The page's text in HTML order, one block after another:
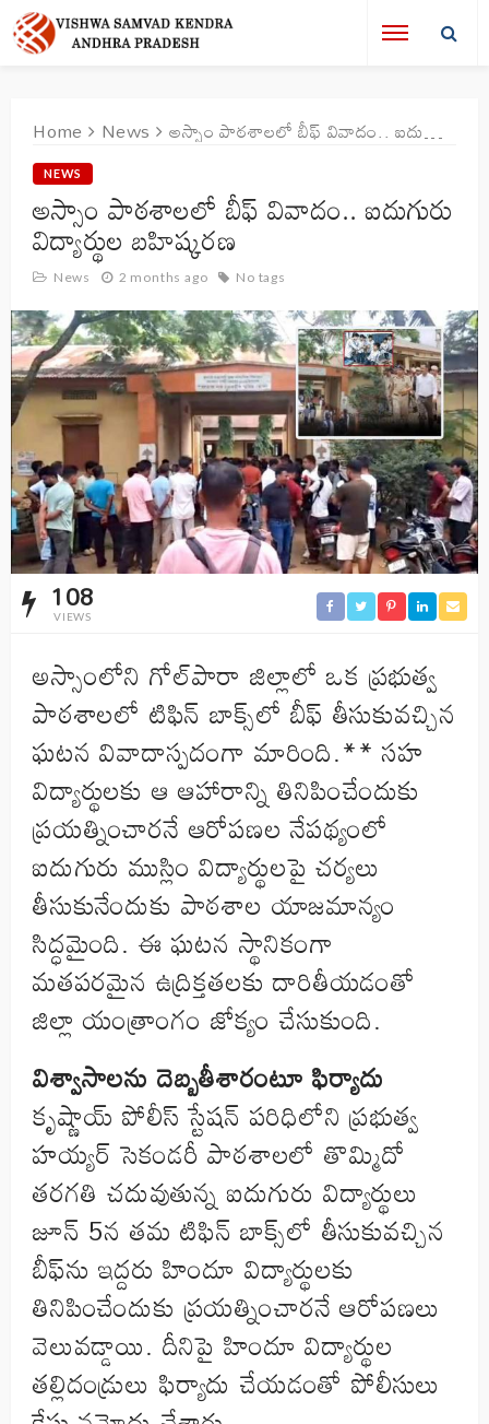
Home News అస్సాం పాఠశాలలో బీఫ్ వివాదం.. ఐదుగురు విద్యార్థుల బహిష్కరణ
NEWS
అస్సాం పాఠశాలలో బీఫ్ వివాదం.. ఐదుగురు
విద్యార్థుల బహిష్కరణ
News 2 months ago No tags
108
VIEWS
అస్సాంలోని గోల్‌పారా జిల్లాలో ఒక ప్రభుత్వ
పాఠశాలలో టిఫిన్ బాక్స్‌లో బీఫ్ తీసుకువచ్చిన
ఘటన వివాదాస్పదంగా మారింది.** సహ
విద్యార్థులకు ఆ ఆహారాన్ని తినిపించేందుకు
ప్రయత్నించారనే ఆరోపణల నేపథ్యంలో
ఐదుగురు ముస్లిం విద్యార్థులపై చర్యలు
తీసుకునేందుకు పాఠశాల యాజమాన్యం
సిద్ధమైంది. ఈ ఘటన స్థానికంగా
మతపరమైన ఉద్రిక్తతలకు దారితీయడంతో
జిల్లా యంత్రాంగం జోక్యం చేసుకుంది.
విశ్వాసాలను దెబ్బతీశారంటూ ఫిర్యాదు
కృష్ణాయ్ పోలీస్ స్టేషన్ పరిధిలోని ప్రభుత్వ
హయ్యర్ సెకండరీ పాఠశాలలో తొమ్మిదో
తరగతి చదువుతున్న ఐదుగురు విద్యార్థులు
జూన్ 5న తమ టిఫిన్ బాక్స్‌లో తీసుకువచ్చిన
బీఫ్‌ను ఇద్దరు హిందూ విద్యార్థులకు
తినిపించేందుకు ప్రయత్నించారనే ఆరోపణలు
వెలువడ్డాయి. దీనిపై హిందూ విద్యార్థుల
తల్లిదండ్రులు ఫిర్యాదు చేయడంతో పోలీసులు